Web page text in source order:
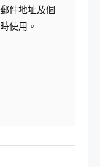
件地址及個
使用。